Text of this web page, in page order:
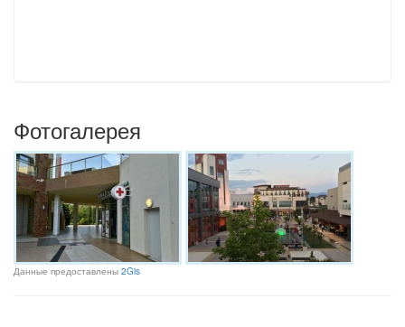
Фотогалерея
Данные предоставлены 2Gis